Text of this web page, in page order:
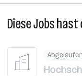
Diese Jobs
Abgelaufen